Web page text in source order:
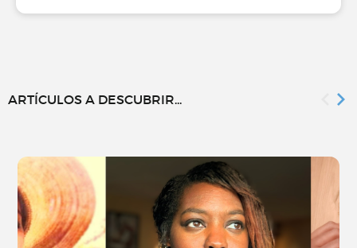
ARTÍCULOS A DESCUBRIR...